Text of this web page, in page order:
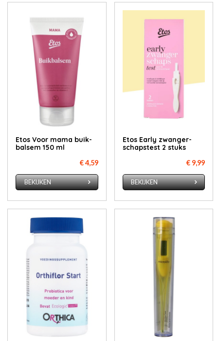
Etos Voor ma­ma buik­
bal­sem 150 ml
€ 4,59
BEKIJKEN
Etos Ear­ly zwan­ger­
schaps­test 2 stuks
€ 9,99
BEKIJKEN